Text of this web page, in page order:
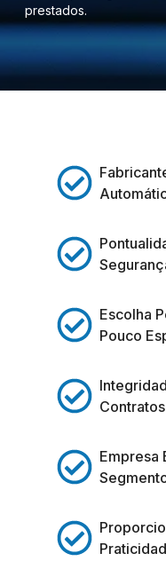
prestados.
Escolha
Pouco
Empresa